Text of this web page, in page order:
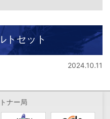
トセット
2024.10.11
ナー局